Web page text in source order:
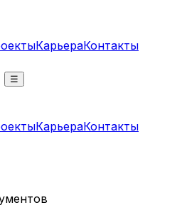
КарьераКонтакты
☰
КарьераКонтакты